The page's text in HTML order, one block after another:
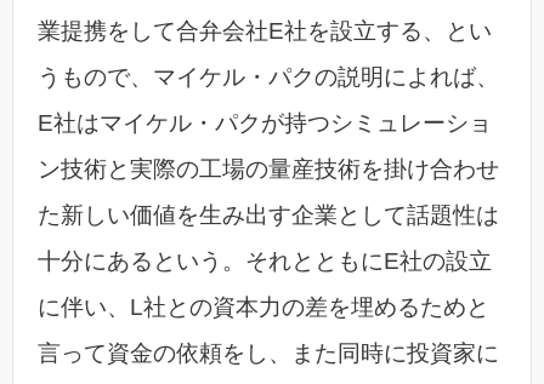
業提携をして合弁会社E社を設立する、とい
うもので、マイケル・パクの説明によれば、
E社はマイケル・パクが持つシミュレーショ
ン技術と実際の工場の量産技術を掛け合わせ
た新しい価値を生み出す企業として話題性は
十分にあるという。それとともにE社の設立
に伴い、L社との資本力の差を埋めるためと
言って資金の依頼をし、また同時に投資家に